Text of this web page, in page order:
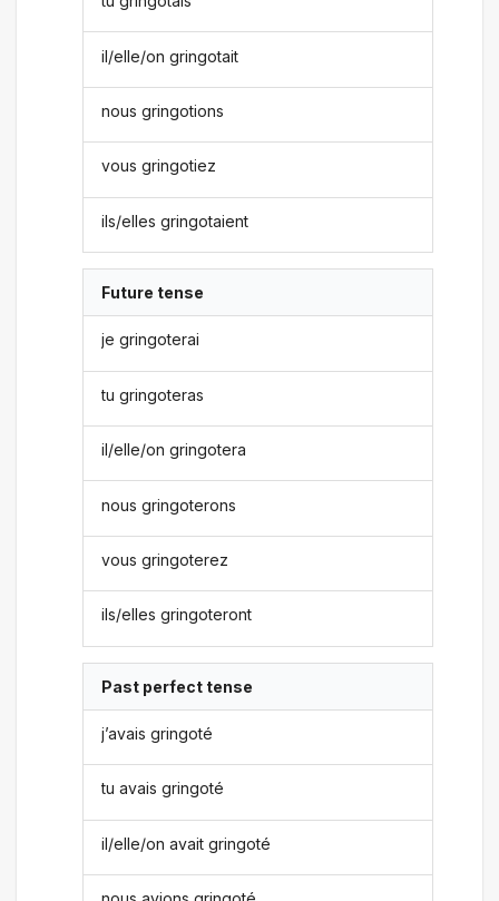
il/elle/on gringotait
nous gringotions
vous gringotiez
ils/elles gringotaient
Future tense
je gringoterai
tu gringoteras
il/elle/on gringotera
nous gringoterons
vous gringoterez
ils/elles gringoteront
Past perfect tense
j’avais gringoté
tu avais gringoté
il/elle/on avait gringoté